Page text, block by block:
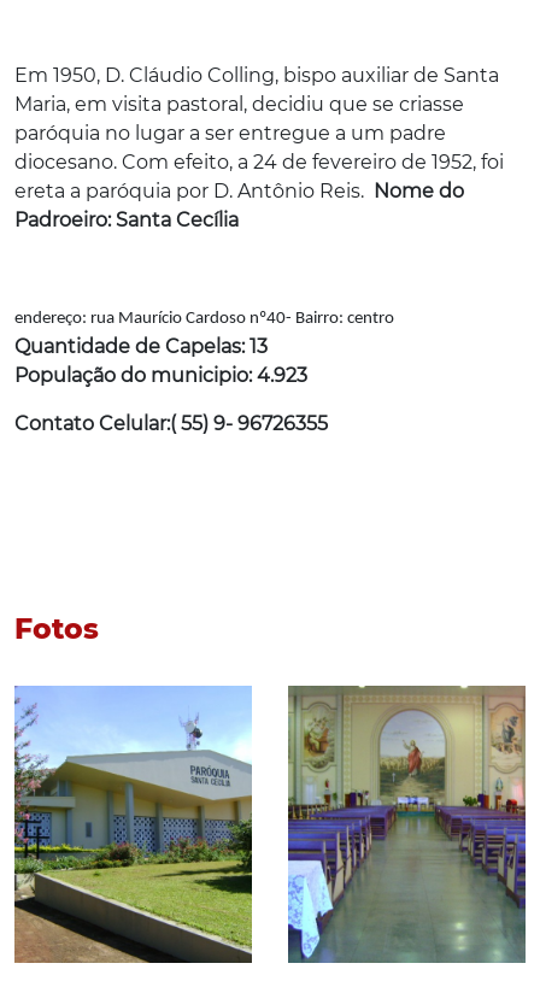
Em 1950, D. Cláudio Colling, bispo auxiliar de Santa
Maria, em visita pastoral, decidiu que se criasse
paróquia no lugar a ser entregue a um padre
diocesano. Com efeito, a 24 de fevereiro de 1952, foi
ereta a paróquia por D. Antônio Reis. Nome do
Padroeiro: Santa Cecília
endereço: rua Maurício Cardoso nº40- Bairro: centro
Quantidade de Capelas: 13
População do municipio: 4.923
Contato Celular:( 55) 9- 96726355
Fotos